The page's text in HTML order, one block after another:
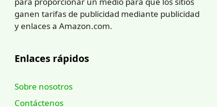
ganen tarifas de publicidad mediante publicidad
y enlaces a Amazon.com.
Enlaces rápidos
Sobre nosotros
Contáctenos